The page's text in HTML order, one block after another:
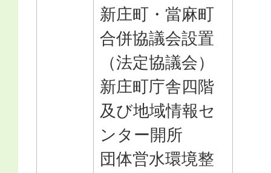
新庄町・當麻町
合併協議会設置
（法定協議会）
新庄町庁舎四階
及び地域情報セ
ンター開所
団体営水環境整